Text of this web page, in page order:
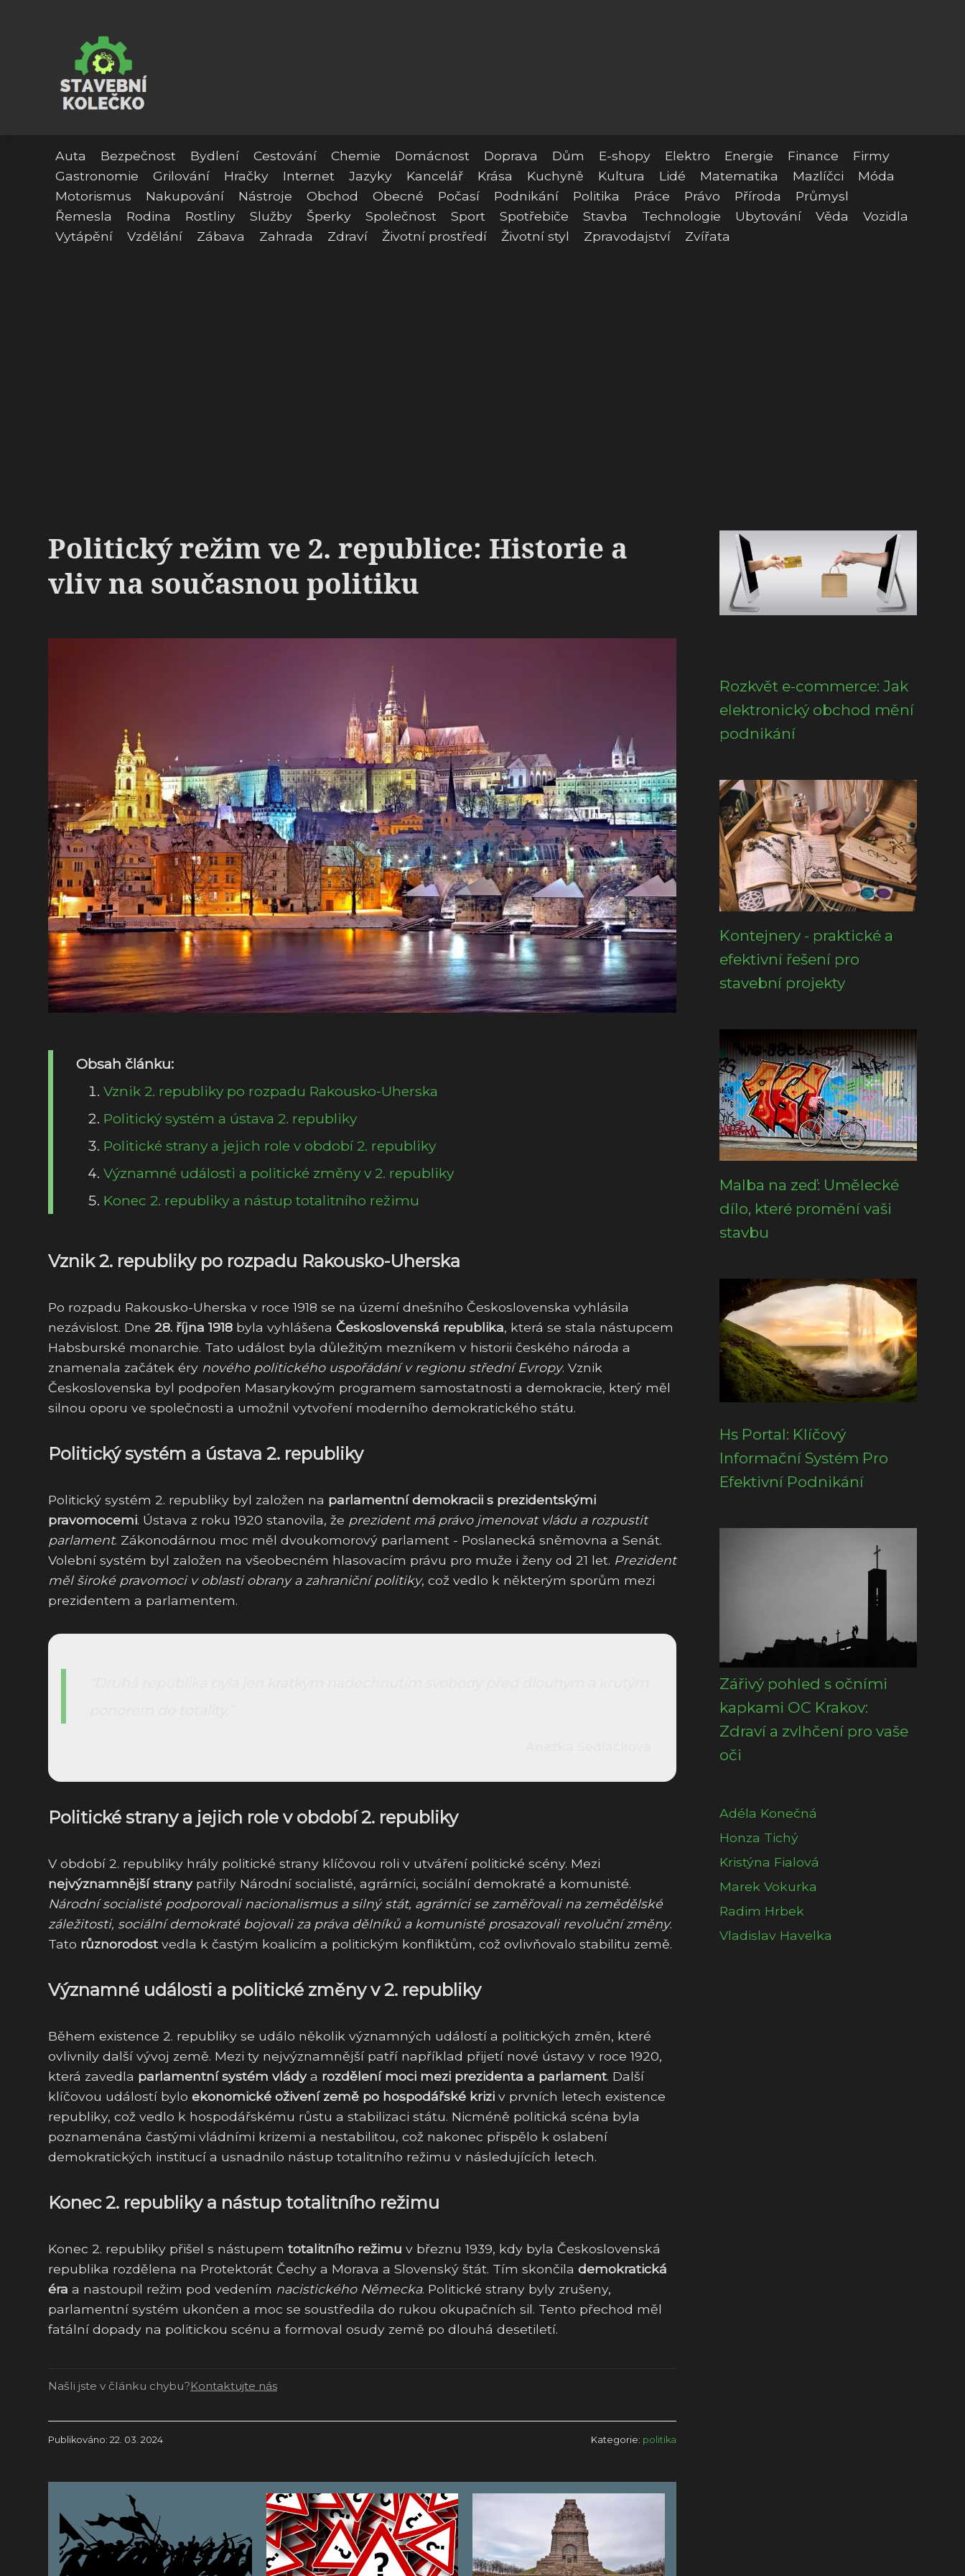
Auta Bezpečnost Bydlení Cestování Chemie Domácnost Doprava Dům E-shopy Elektro Energie Finance
Firmy
Gastronomie
Grilování Hračky Internet Jazyky Kancelář Krása Kuchyně Kultura Lidé Matematika Mazlíčci
Móda
Motorismus
Nakupování Nástroje Obchod Obecné Počasí Podnikání Politika Práce Právo Příroda
Průmysl
Řemesla
Rodina Rostliny Služby Šperky Společnost Sport Spotřebiče Stavba Technologie Ubytování Věda
Vozidla
Vytápění
Vzdělání Zábava Zahrada Zdraví Životní prostředí Životní styl Zpravodajství Zvířata
Politický režim ve 2. republice: Historie a
vliv na současnou politiku
Obsah článku:
Vznik 2. republiky po rozpadu Rakousko-Uherska
Politický systém a ústava 2. republiky
Politické strany a jejich role v období 2. republiky
Významné události a politické změny v 2. republiky
Konec 2. republiky a nástup totalitního režimu
Vznik 2. republiky po rozpadu Rakousko-Uherska
Po rozpadu Rakousko-Uherska v roce 1918 se na území dnešního Československa vyhlásila
nezávislost. Dne 28. října 1918 byla vyhlášena Československá republika, která se stala nástupcem
Habsburské monarchie. Tato událost byla důležitým mezníkem v historii českého národa a
znamenala začátek éry nového politického uspořádání v regionu střední Evropy. Vznik
Československa byl podpořen Masarykovým programem samostatnosti a demokracie, který měl
silnou oporu ve společnosti a umožnil vytvoření moderního demokratického státu.
Politický systém a ústava 2. republiky
Politický systém 2. republiky byl založen na parlamentní demokracii s prezidentskými
pravomocemi. Ústava z roku 1920 stanovila, že prezident má právo jmenovat vládu a rozpustit
parlament. Zákonodárnou moc měl dvoukomorový parlament - Poslanecká sněmovna a Senát.
Volební systém byl založen na všeobecném hlasovacím právu pro muže i ženy od 21 let. Prezident
měl široké pravomoci v oblasti obrany a zahraniční politiky, což vedlo k některým sporům mezi
prezidentem a parlamentem.
Politické strany a jejich role v období 2. republiky
V období 2. republiky hrály politické strany klíčovou roli v utváření politické scény. Mezi
nejvýznamnější stranypatřily Národní socialisté, agrárníci, sociální demokraté a komunisté.
Národní socialisté podporovali nacionalismus a silný stát, agrárníci se zaměřovali na zemědělské
záležitosti, sociální demokraté bojovali za práva dělníků a komunisté prosazovali revoluční změny.
Tato různorodost vedla k častým koalicím a politickým konfliktům, což ovlivňovalo stabilitu země.
Významné události a politické změny v 2. republiky
Během existence 2. republiky se událo několik významných událostí a politických změn, které
ovlivnily další vývoj země. Mezi ty nejvýznamnější patří například přijetí nové ústavy v roce 1920,
která zavedla parlamentní systém vládya rozdělení moci mezi prezidenta a parlament. Další
klíčovou událostí bylo ekonomické oživení země po hospodářské krizi v prvních letech existence
republiky, což vedlo k hospodářskému růstu a stabilizaci státu. Nicméně politická scéna byla
poznamenána častými vládními krizemi a nestabilitou, což nakonec přispělo k oslabení
demokratických institucí a usnadnilo nástup totalitního režimu v následujících letech.
Konec 2. republiky a nástup totalitního režimu
Konec 2. republiky přišel s nástupem totalitního režimu v březnu 1939, kdy byla Československá
republika rozdělena na Protektorát Čechy a Morava a Slovenský štát. Tím skončila demokratická
éra a nastoupil režim pod vedením nacistického Německa. Politické strany byly zrušeny,
parlamentní systém ukončen a moc se soustředila do rukou okupačních sil. Tento přechod měl
fatální dopady na politickou scénu a formoval osudy země po dlouhá desetiletí.
Našli jste v článku chybu?Kontaktujte nás
Publikováno: 22. 03. 2024 Kategorie: politika
Rozkvět e-commerce: Jak
elektronický obchod mění
podnikání
Kontejnery - praktické a
efektivní řešení pro
stavební projekty
Malba na zeď: Umělecké
dílo, které promění vaši
stavbu
Hs Portal: Klíčový
Informační Systém Pro
Efektivní Podnikání
Zářivý pohled s očními
kapkami OC Krakov:
Zdraví a zvlhčení pro vaše
oči
Adéla Konečná
Honza Tichý
Kristýna Fialová
Marek Vokurka
Radim Hrbek
Vladislav Havelka